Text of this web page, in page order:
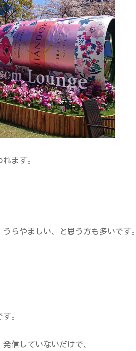
ます。
うらやましい、と思う方も多いです。
。
信していないだけで、